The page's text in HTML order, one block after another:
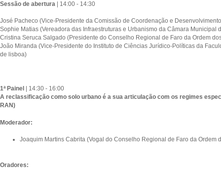
Sessão de abertura | 14:00 - 14:30
José Pacheco (Vice-Presidente da Comissão de Coordenação e
Sophie Matias (Vereadora das Infraestruturas e Urbanismo da Câmara Municipal
Cristina Seruca Salgado (Presidente do Conselho Regional de Faro da Ordem
João Miranda (Vice-Presidente do Instituto de Ciências Jurídico-Políticas da
de lisboa)
1ª Painel
| 14:30 - 16:00
A reclassificação como solo urbano é a sua articulação com os regimes
RAN)
Moderador:
Joaquim Martins Cabrita (Vogal do Conselho Regional de Faro da Ordem
Oradores: